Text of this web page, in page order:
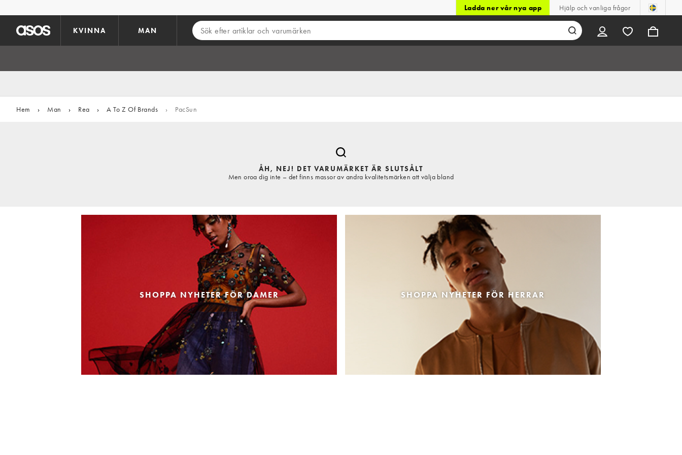
Ladda ner vår nya app Hjälp och vanliga frågor
KVINNA MAN
Hem › Man › Rea › A To Z Of Brands › PacSun
ÅH, NEJ! DET VARUMÄRKET ÄR SLUTSÅLT
Men oroa dig inte – det finns massor av andra kvalitetsmärken att välja bland
SHOPPA NYHETER FÖR DAMER SHOPPA NYHETER FÖR HERRAR